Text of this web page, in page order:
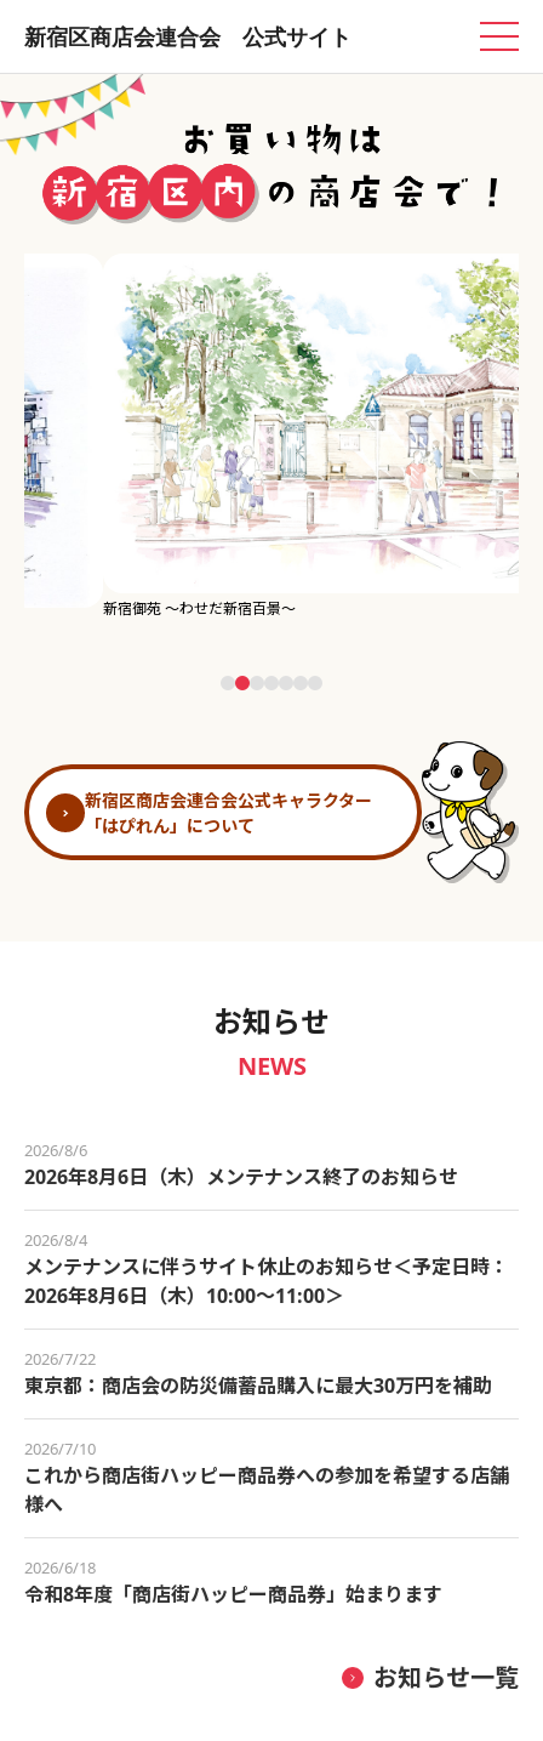
新宿区商店会連合会 公式サイト
新宿御苑 ～わせだ新宿百景～
新宿区商店会連合会公式キャラクター
「はぴれん」について
お知らせ
NEWS
2026/8/6
2026年8月6日（木）メンテナンス終了のお知らせ
2026/8/4
メンテナンスに伴うサイト休止のお知らせ＜予定日時：
2026年8月6日（木）10:00～11:00＞
2026/7/22
東京都：商店会の防災備蓄品購入に最大30万円を補助
2026/7/10
これから商店街ハッピー商品券への参加を希望する店舗
様へ
2026/6/18
令和8年度「商店街ハッピー商品券」始まります
お知らせ一覧